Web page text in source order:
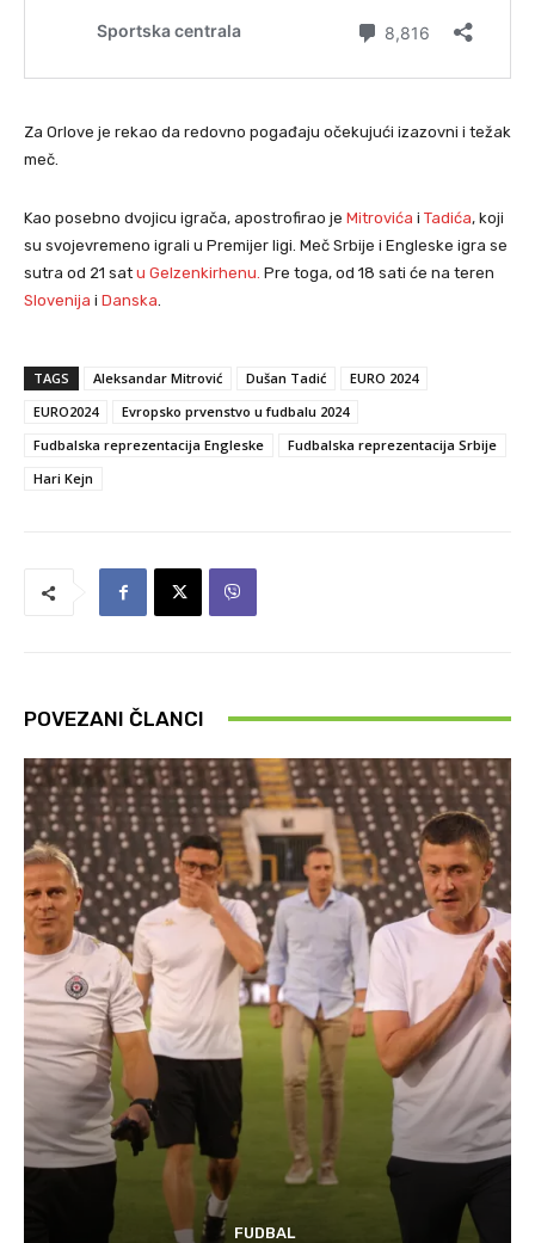
Za Orlove je rekao da redovno pogađaju očekujući izazovni i težak
meč.
Kao posebno dvojicu igrača, apostrofirao je Mitrovića i Tadića, koji
su svojevremeno igrali u Premijer ligi. Meč Srbije i Engleske igra se
sutra od 21 sat u Gelzenkirhenu. Pre toga, od 18 sati će na teren
Slovenija i Danska
TAGS Aleksandar Mitrović Dušan Tadić
EURO 2024
EURO2024
Evropsko prvenstvo u fudbalu 2024
Fudbalska reprezentacija Engleske
Fudbalska reprezentacija Srbije
Hari Kejn
POVEZANI ČLANCI
FUDBAL